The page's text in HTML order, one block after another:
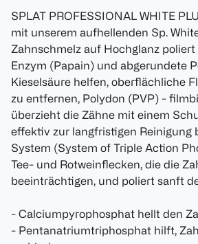
SPLAT PROFESSIONAL WHITE
mit unserem aufhellenden Sp.
Zahnschmelz auf Hochglanz
Enzym (Papain) und abgerundete
Kieselsäure helfen, oberflächliche
zu entfernen, Polydon (PVP) -
überzieht die Zähne mit einem
effektiv zur langfristigen Reinigung
System (System of Triple Action
Tee- und Rotweinflecken, die die
beeinträchtigen, und poliert sanft
- Calciumpyrophosphat hellt den
- Pentanatriumtriphosphat hilft,